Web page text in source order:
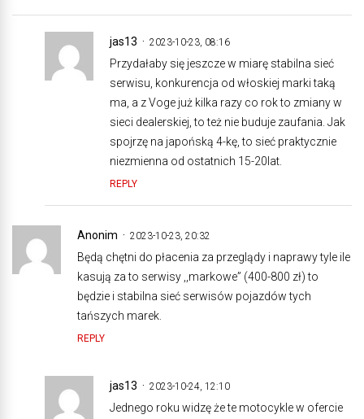
jas13 2023-10-23, 08:16
Przydałaby się jeszcze w miarę stabilna sieć
serwisu, konkurencja od włoskiej marki taką
ma, a z Voge już kilka razy co rok to zmiany w
sieci dealerskiej, to też nie buduje zaufania. Jak
spojrzę na japońską 4-kę, to sieć praktycznie
niezmienna od ostatnich 15-20lat.
REPLY
Anonim 2023-10-23, 20:32
Będą chętni do płacenia za przeglądy i naprawy tyle ile
kasują za to serwisy ,,markowe” (400-800 zł) to
będzie i stabilna sieć serwisów pojazdów tych
tańszych marek.
REPLY
jas13 2023-10-24, 12:10
Jednego roku widzę że te motocykle w ofercie